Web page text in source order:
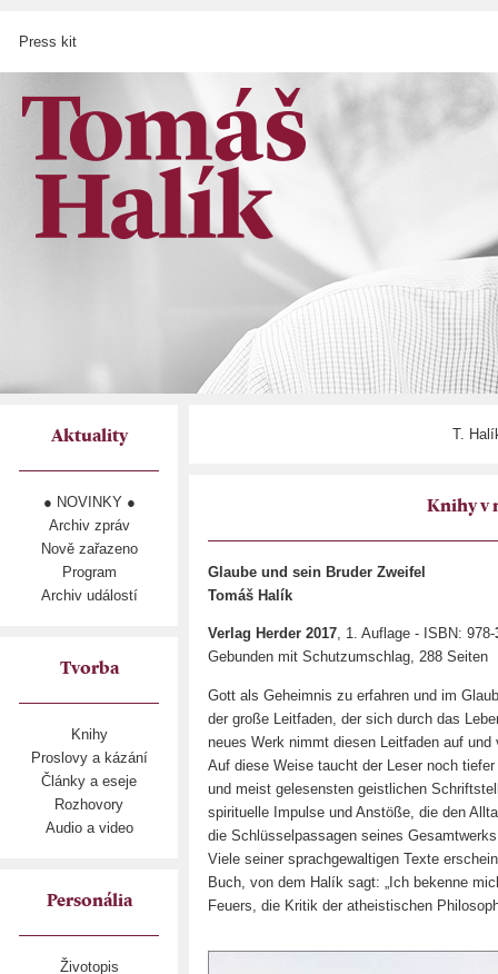
Press kit
Aktuality
● NOVINKY ●
Archiv zpráv
Nově zařazeno
Program
Archiv událostí
Tvorba
Knihy
Proslovy a kázání
Články a eseje
Rozhovory
Audio a video
Personália
Životopis
T.
Knihy v
Glaube und sein Bruder Zweifel
Tomáš Halík
Verlag Herder 2017, 1. Auflage - ISBN: 978-
Gebunden mit Schutzumschlag, 288 Seiten
Gott als Geheimnis zu erfahren und im
der große Leitfaden, der sich durch das
neues Werk nimmt diesen Leitfaden auf
Auf diese Weise taucht der Leser noch
und meist gelesensten geistlichen
spirituelle Impulse und Anstöße, die den
die Schlüsselpassagen seines
Viele seiner sprachgewaltigen Texte
Buch, von dem Halík sagt: „Ich bekenne
Feuers, die Kritik der atheistischen